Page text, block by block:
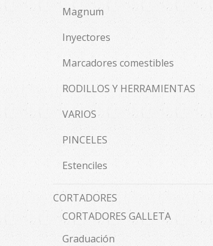
Magnum
Inyectores
Marcadores comestibles
RODILLOS Y HERRAMIENTAS
VARIOS
PINCELES
Estenciles
CORTADORES
CORTADORES GALLETA
Graduación